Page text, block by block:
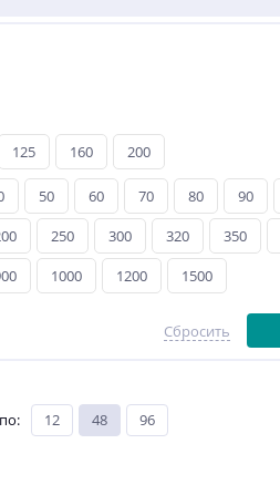
125 160 200
50 60 70 80 90
250 300 320 350
1000 1200 1500
Сбросить
: 12 48 96